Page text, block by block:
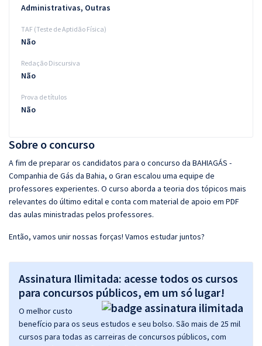
Sobre o concurso
A fim de preparar os candidatos para o concurso da BAHIAGÁS -
Companhia de Gás da Bahia, o Gran escalou uma equipe de
professores experientes. O curso aborda a teoria dos tópicos mais
relevantes do último edital e conta com material de apoio em PDF
das aulas ministradas pelos professores.
Então, vamos unir nossas forças! Vamos estudar juntos?
Assinatura Ilimitada: acesse todos os cursos
para concursos públicos, em um só lugar!
O melhor custo
benefício para os seus estudos e seu bolso. São mais de 25 mil
cursos para todas as carreiras de concursos públicos, com
Administrativas, Outras
TAF (Teste de Aptidão Física)
Não
Redação Discursiva
Não
Prova de títulos
Não